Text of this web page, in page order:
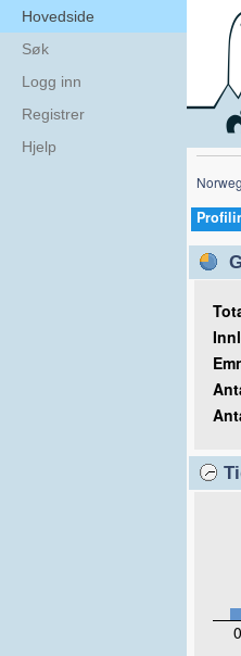
Hovedside
Søk
Logg inn
Registrer
Hjelp
0